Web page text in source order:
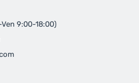
9:00-18:00)